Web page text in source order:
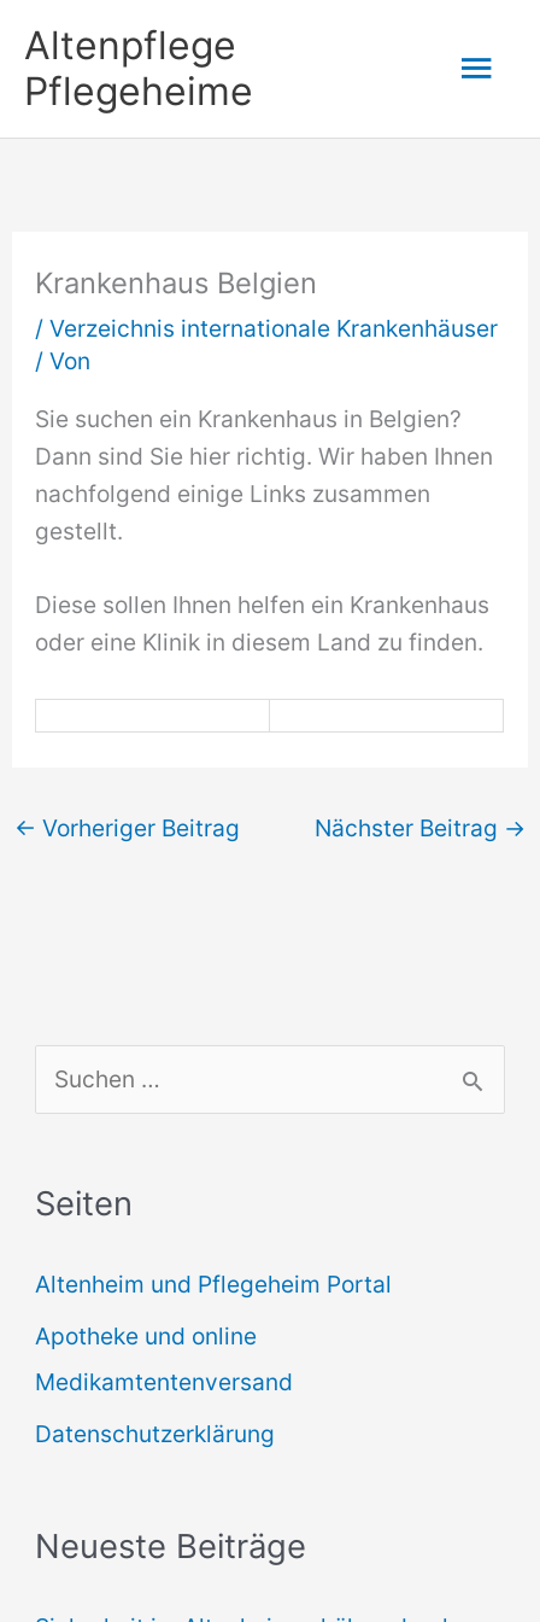
Inhalt
springen
Altenpflege
Pflegeheime
Krankenhaus Belgien
/Verzeichnis internationale Krankenhäuser
/ Von
Sie suchen ein Krankenhaus in Belgien?
Dann sind Sie hier richtig. Wir haben Ihnen
nachfolgend einige Links zusammen
gestellt.
Diese sollen Ihnen helfen ein Krankenhaus
oder eine Klinik in diesem Land zu finden.
← Vorheriger Beitrag Nächster Beitrag →
u
h
n
n
a
c
Seiten
Altenheim und Pflegeheim Portal
Apotheke und online
Medikamtentenversand
Datenschutzerklärung
Neueste Beiträge